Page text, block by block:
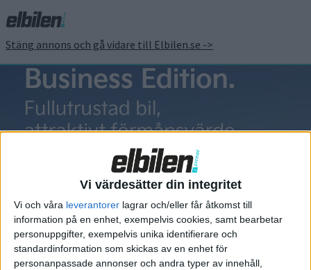
Vi värdesätter din integritet
Vi och våra leverantorer lagrar och/eller får åtkomst till
information på en enhet, exempelvis cookies, samt bearbetar
personuppgifter, exempelvis unika identifierare och
standardinformation som skickas av en enhet för
personanpassade annonser och andra typer av innehåll,
Stäng annons och gå vidare till Elbilen.se ->
JAC E30X
Elbilens nyhetsbrev
Håll dig uppdaterad om de senaste nyheterna!